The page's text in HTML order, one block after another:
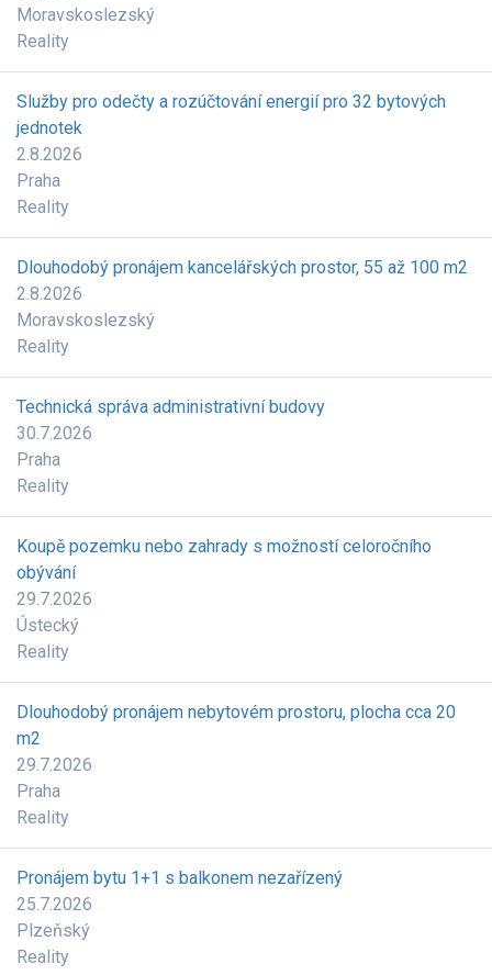
Moravskoslezský
Reality
Služby pro odečty a rozúčtování energií pro 32 bytových
jednotek
2.8.2026
Praha
Reality
Dlouhodobý pronájem kancelářských prostor, 55 až 100 m2
2.8.2026
Moravskoslezský
Reality
Technická správa administrativní budovy
30.7.2026
Praha
Reality
Koupě pozemku nebo zahrady s možností celoročního
obývání
29.7.2026
Ústecký
Reality
Dlouhodobý pronájem nebytovém prostoru, plocha cca 20
m2
29.7.2026
Praha
Reality
Pronájem bytu 1+1 s balkonem nezařízený
25.7.2026
Plzeňský
Reality